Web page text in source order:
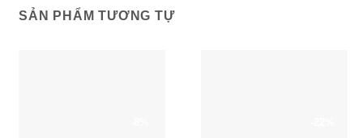
SẢN PHẨM TƯƠNG TỰ